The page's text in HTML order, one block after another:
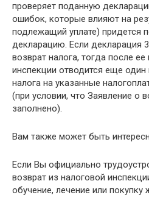
проверяет поданную
ошибок, которые влияют на
подлежащий уплате) придется
декларацию. Если декларация
возврат налога, тогда после
инспекции отводится еще один
налога на указанные
(при условии, что Заявление о
заполнено).
Вам также может быть
Если Вы официально
возврат из налоговой
обучение, лечение или